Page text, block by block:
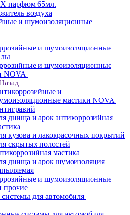
парфюм 65мл.
воздуха
и шумоизоляционные
и шумоизоляционные
и шумоизоляционные
NOVA
и
мастики NOVA
днища и арок антикоррозийная
кузова и лакокрасочных покрытий
скрытых полостей
мастика
днища и арок шумоизоляция
и шумоизоляционные
прочие
для автомобиля